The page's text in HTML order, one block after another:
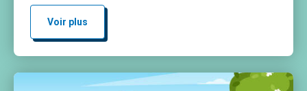
Voir plus